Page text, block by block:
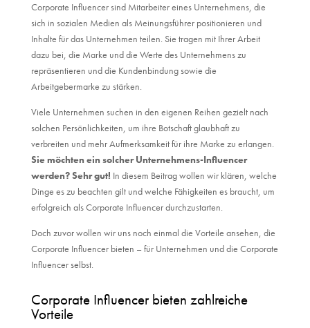
Corporate Influencer sind Mitarbeiter eines Unternehmens, die
sich in sozialen Medien als Meinungsführer positionieren und
Inhalte für das Unternehmen teilen. Sie tragen mit Ihrer Arbeit
dazu bei, die Marke und die Werte des Unternehmens zu
repräsentieren und die Kundenbindung sowie die
Arbeitgebermarke zu stärken.
Viele Unternehmen suchen in den eigenen Reihen gezielt nach
solchen Persönlichkeiten, um ihre Botschaft glaubhaft zu
verbreiten und mehr Aufmerksamkeit für ihre Marke zu erlangen.
Sie möchten ein solcher Unternehmens-Influencer
werden? Sehr gut! In diesem Beitrag wollen wir klären, welche
Dinge es zu beachten gilt und welche Fähigkeiten es braucht, um
erfolgreich als Corporate Influencer durchzustarten.
Doch zuvor wollen wir uns noch einmal die Vorteile ansehen, die
Corporate Influencer bieten – für Unternehmen und die Corporate
Influencer selbst.
Corporate Influencer bieten zahlreiche
Vorteile